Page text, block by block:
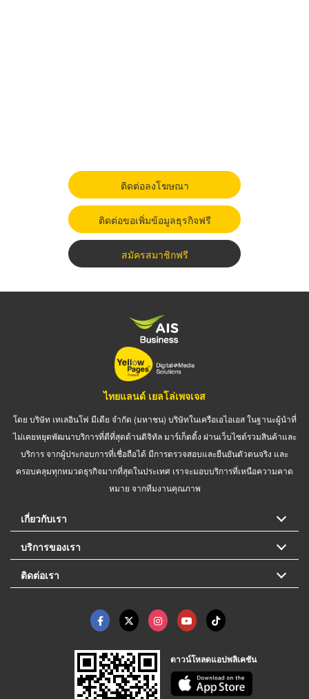
ติดต่อลงโฆษณา
ติดต่อขอเพิ่มข้อมูลธุรกิจฟรี
สมัครสมาชิกฟรี
ไทยแลนด์ เยลโล่เพจเจส
โดย บริษัท เทเลอินโฟ มีเดีย จำกัด (มหาชน) บริษัทในเครือเอไอเอส ในฐานะผู้นำที่
ไม่เคยหยุดพัฒนาบริการที่ดีที่สุดด้านดิจิทัล มาร์เก็ตติ้ง ผ่านเว็บไซต์รวมสินค้าและ
บริการ จากผู้ประกอบการที่เชื่อถือได้ มีการตรวจสอบและยืนยันตัวตนจริง และ
ครอบคลุมทุกหมวดธุรกิจมากที่สุดในประเทศ เราจะมอบบริการที่เหนือความคาด
หมาย จากทีมงานคุณภาพ
เกี่ยวกับเรา
บริการของเรา
ติดต่อเรา
ดาวน์โหลดแอปพลิเคชัน